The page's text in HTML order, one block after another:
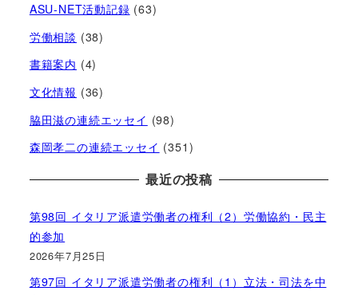
ASU-NET活動記録 (63)
労働相談 (38)
書籍案内 (4)
文化情報 (36)
脇田滋の連続エッセイ (98)
森岡孝二の連続エッセイ (351)
最近の投稿
第98回 イタリア派遣労働者の権利（2）労働協約・民主
的参加
2026年7月25日
第97回 イタリア派遣労働者の権利（1）立法・司法を中